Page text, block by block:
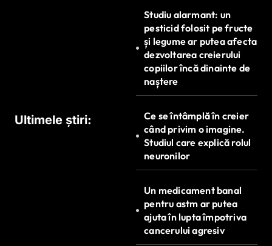
Ultimele știri:
Studiu alarmant: un
pesticid folosit pe fructe
și legume ar putea afecta
dezvoltarea creierului
copiilor încă dinainte de
naștere
Ce se întâmplă în creier
când privim o imagine.
Studiul care explică rolul
neuronilor
Un medicament banal
pentru astm ar putea
ajuta în lupta împotriva
cancerului agresiv